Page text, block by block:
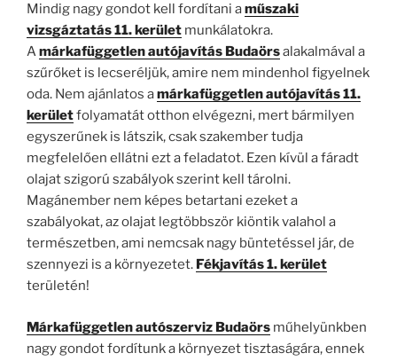
Mindig nagy gondot kell fordítani aműszaki
vizsgáztatás 11. kerület munkálatokra.
Amárkafüggetlen autójavítás Budaörsalakalmával a
szűrőket is lecseréljük, amire nem mindenhol figyelnek
oda. Nem ajánlatos amárkafüggetlen autójavítás 11.
kerületfolyamatát otthon elvégezni, mert bármilyen
egyszerűnek is látszik, csak szakember tudja
megfelelően ellátni ezt a feladatot. Ezen kívül a fáradt
olajat szigorú szabályok szerint kell tárolni.
Magánember nem képes betartani ezeket a
szabályokat, az olajat legtöbbször kiöntik valahol a
természetben, ami nemcsak nagy büntetéssel jár, de
szennyezi is a környezetet. Fékjavítás 1. kerület
területén!
Márkafüggetlen autószerviz Budaörs műhelyünkben
nagy gondot fordítunk a környezet tisztaságára, ennek